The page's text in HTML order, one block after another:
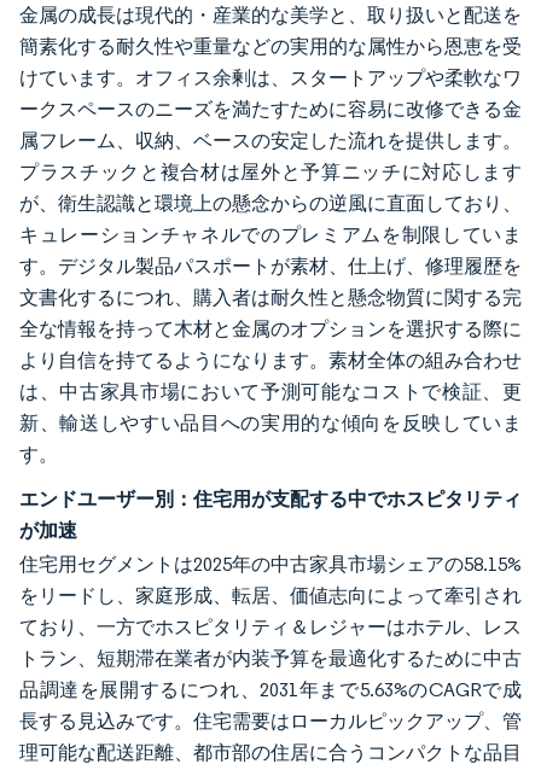
金属の成長は現代的・産業的な美学と、取り扱いと配送を
簡素化する耐久性や重量などの実用的な属性から恩恵を受
けています。オフィス余剰は、スタートアップや柔軟なワ
ークスペースのニーズを満たすために容易に改修できる金
属フレーム、収納、ベースの安定した流れを提供します。
プラスチックと複合材は屋外と予算ニッチに対応します
が、衛生認識と環境上の懸念からの逆風に直面しており、
キュレーションチャネルでのプレミアムを制限していま
す。デジタル製品パスポートが素材、仕上げ、修理履歴を
文書化するにつれ、購入者は耐久性と懸念物質に関する完
全な情報を持って木材と金属のオプションを選択する際に
より自信を持てるようになります。素材全体の組み合わせ
は、中古家具市場において予測可能なコストで検証、更
新、輸送しやすい品目への実用的な傾向を反映していま
す。
エンドユーザー別：住宅用が支配する中でホスピタリティ
が加速
住宅用セグメントは2025年の中古家具市場シェアの58.15%
をリードし、家庭形成、転居、価値志向によって牽引され
ており、一方でホスピタリティ＆レジャーはホテル、レス
トラン、短期滞在業者が内装予算を最適化するために中古
品調達を展開するにつれ、2031年まで5.63%のCAGRで成
長する見込みです。住宅需要はローカルピックアップ、管
理可能な配送距離、都市部の住居に合うコンパクトな品目